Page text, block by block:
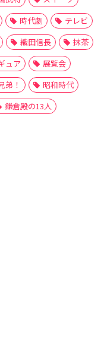
時代劇
テレビ
織田信長
抹茶
ュア
展覧会
弟！
昭和時代
鎌倉殿の13人